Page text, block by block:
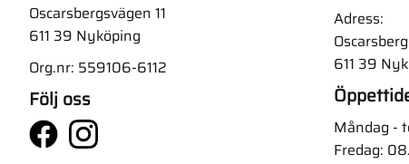
Oscarsbergsvägen 11
611 39 Nyköping
Org.nr: 559106-6112
Följ oss
Adress:
611 39
Måndag -
Fredag: